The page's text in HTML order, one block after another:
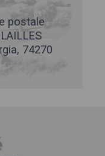
postale
74270